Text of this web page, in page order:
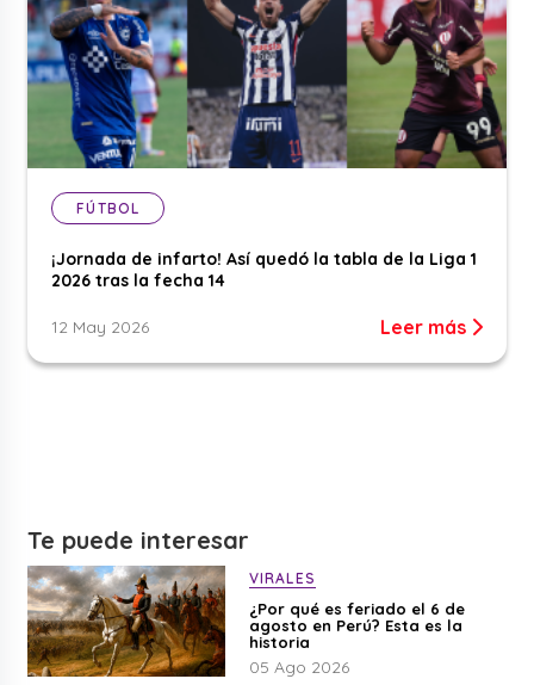
FÚTBOL
¡Jornada de infarto! Así quedó la tabla de la Liga 1
2026 tras la fecha 14
12 May 2026 Leer más
Te puede interesar
VIRALES
¿Por qué es feriado el 6 de
agosto en Perú? Esta es la
historia
05 Ago 2026